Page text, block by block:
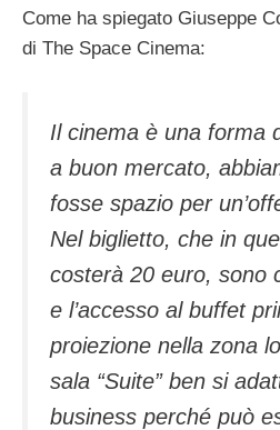
Come ha spiegato Giuseppe
di The Space Cinema:
Il cinema è una forma
a buon mercato,
fosse spazio per
Nel biglietto, che in
costerà 20 euro, sono
e l’accesso al buffet
proiezione nella zona
sala “Suite” ben si
business perché può